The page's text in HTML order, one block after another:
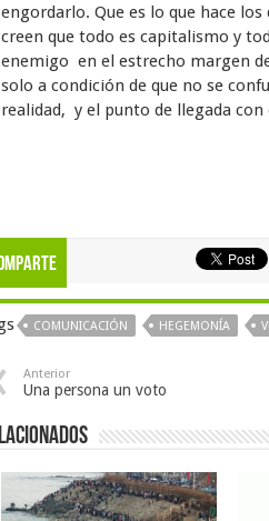
engordarlo. Que es lo que hace
creen que todo es capitalismo y
enemigo en el estrecho margen
solo a condición de que no se
realidad, y el punto de llegada
COMUNICACIÓN HEGEMONÍA
Anterior
Una persona un voto